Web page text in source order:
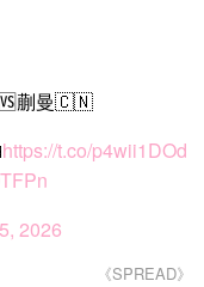
蒯曼🇨🇳
https://t.co/p4wii1DOd
2026
《SPREAD》